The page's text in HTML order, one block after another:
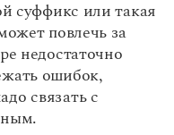
тонкостей
к сложному
частей
из одной
слова
слова и его
суффикс или такая
повлечь за
недостаточно
ошибок,
связать с